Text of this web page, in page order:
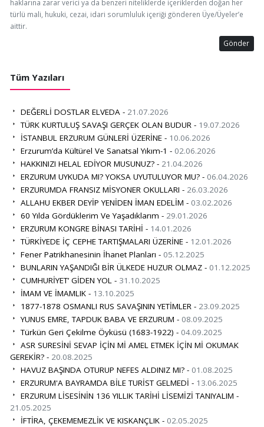
haklarına zarar verici ya da benzeri niteliklerde içeriklerden doğan her
türlü mali, hukuki, cezai, idari sorumluluk içeriği gönderen Üye/Üyeler’e
aittir.
Gönder
Tüm Yazıları
DEĞERLİ DOSTLAR ELVEDA - 21.07.2026
TÜRK KURTULUŞ SAVAŞI GERÇEK OLAN BUDUR - 19.07.2026
İSTANBUL ERZURUM GÜNLERİ ÜZERİNE - 10.06.2026
Erzurum’da Kültürel Ve Sanatsal Yıkım-1 - 02.06.2026
HAKKINIZI HELAL EDİYOR MUSUNUZ? - 21.04.2026
ERZURUM UYKUDA MI? YOKSA UYUTULUYOR MU? - 06.04.2026
ERZURUMDA FRANSIZ MİSYONER OKULLARI - 26.03.2026
ALLAHU EKBER DEYİP YENİDEN İMAN EDELİM - 03.02.2026
60 Yılda Gördüklerim Ve Yaşadıklarım - 29.01.2026
ERZURUM KONGRE BİNASI TARİHİ - 14.01.2026
TÜRKİYEDE İÇ CEPHE TARTIŞMALARI ÜZERİNE - 12.01.2026
Fener Patrikhanesinin İhanet Planları - 05.12.2025
BUNLARIN YAŞANDIĞI BİR ÜLKEDE HUZUR OLMAZ - 01.12.2025
CUMHURİYET’ GİDEN YOL - 31.10.2025
İMAM VE İMAMLIK - 13.10.2025
1877-1878 OSMANLI RUS SAVAŞININ YETİMLER - 23.09.2025
YUNUS EMRE, TAPDUK BABA VE ERZURUM - 08.09.2025
Türkün Geri Çekilme Öyküsü (1683-1922) - 04.09.2025
ASR SURESİNİ SEVAP İÇİN Mİ AMEL ETMEK İÇİN Mİ OKUMAK
GEREKİR? - 20.08.2025
HAVUZ BAŞINDA OTURUP NEFES ALDINIZ MI? - 01.08.2025
ERZURUM'A BAYRAMDA BİLE TURİST GELMEDİ - 13.06.2025
ERZURUM LİSESİNİN 136 YILLIK TARİHİ LİSEMİZİ TANIYALIM -
21.05.2025
İFTİRA, ÇEKEMEMEZLİK VE KISKANÇLIK - 02.05.2025